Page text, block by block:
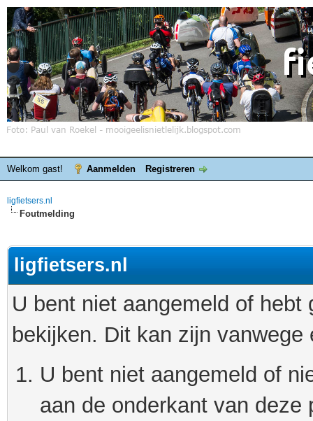
Welkom gast! Aanmelden Registreren
ligfietsers.nl
Foutmelding
ligfietsers.nl
U bent niet aangemeld of
bekijken. Dit kan zijn
U bent niet aangemeld of
aan de onderkant van